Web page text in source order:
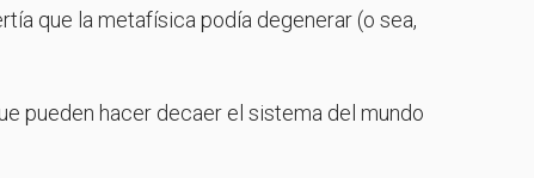
que la metafísica podía degenerar (o sea,
pueden hacer decaer el sistema del mundo